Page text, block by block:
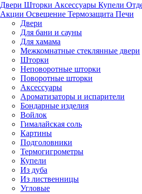
Двери Шторки Аксессуары Купели
Акции Освещение Термозащита Печи
Двери
Для бани и сауны
Для хамама
Межкомнатные стеклянные двери
Шторки
Неповоротные шторки
Поворотные шторки
Аксессуары
Ароматизаторы и испарители
Бондарные изделия
Войлок
Гималайская соль
Картины
Подголовники
Термогигрометры
Купели
Из дуба
Из лиственницы
Угловые